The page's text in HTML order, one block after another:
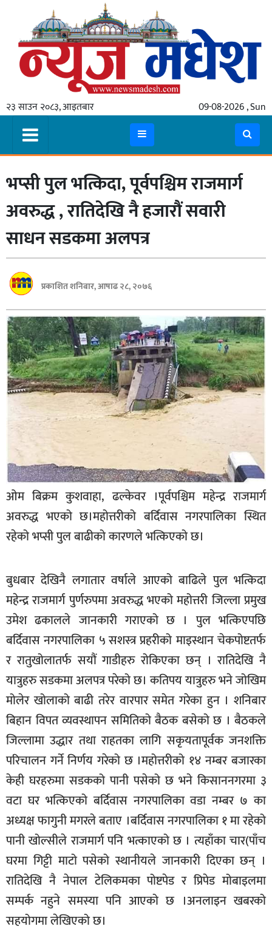
२३ साउन २०८३, आइतबार 09-08-2026 , Sun
गृहपृष्ठ
स्थानीय
प्रदेश
मधेश
प्रदेश
बागमती
सुदूरपश्चिम
मधेश
विशेष
राजनीति
प्रमुख
समाचार
राष्ट्रिय
अन्तराष्ट्रिय
अर्थ
मनोरञ्जन
फोटो
/
भिडियो
अन्य
समाज
शिक्षा
विचार
स्वास्थ्य
भप्सी पुल भत्किदा, पूर्वपश्चिम राजमार्ग
अवरुद्ध , रातिदेखि नै हजारौं सवारी
साधन सडकमा अलपत्र
प्रकाशित शनिबार, आषाढ २८, २०७६
ओम बिक्रम कुशवाहा, ढल्केवर ।पूर्वपश्चिम महेन्द्र राजमार्ग
अवरुद्ध भएको छ।महोत्तरीको बर्दिवास नगरपालिका स्थित
रहेको भप्सी पुल बाढीको कारणले भत्किएको छ।
बुधबार देखिनै लगातार वर्षाले आएको बाढिले पुल भत्किदा
महेन्द्र राजमार्ग पुर्णरुपमा अवरुद्ध भएको महोत्तरी जिल्ला प्रमुख
उमेश ढकालले जानकारी गराएको छ । पुल भत्किएपछि
बर्दिवास नगरपालिका ५ सशस्त्र प्रहरीको माइस्थान चेकपोष्टतर्फ
र रातुखोलातर्फ सयौं गाडीहरु रोकिएका छन् । रातिदेखि नै
यात्रुहरु सडकमा अलपत्र परेको छ। कतिपय यात्रुहरु भने जोखिम
मोलेर खोलाको बाढी तरेर वारपार समेत गरेका हुन । शनिबार
बिहान विपत व्यवस्थापन समितिको बैठक बसेको छ । बैठकले
जिल्लामा उद्धार तथा राहतका लागि सकृयतापूर्वक जनशक्ति
परिचालन गर्ने निर्णय गरेको छ ।महोत्तरीको १४ नम्बर बजारका
केही घरहरुमा सडकको पानी पसेको छ भने किसाननगरमा ३
वटा घर भत्किएको बर्दिवास नगरपालिका वडा नम्बर ७ का
अध्यक्ष फागुनी मगरले बताए ।बर्दिवास नगरपालिका १ मा रहेको
पानी खोल्सीले राजमार्ग पनि भत्काएको छ । त्यहाँका चार(पाँच
घरमा गिट्टी माटो पसेको स्थानीयले जानकारी दिएका छन् ।
रातिदेखि नै नेपाल टेलिकमका पोष्टपेड र प्रिपेड मोबाइलमा
सम्पर्क नहुने समस्या पनि आएको छ ।अनलाइन खबरको
सहयोगमा लेखिएको छ।